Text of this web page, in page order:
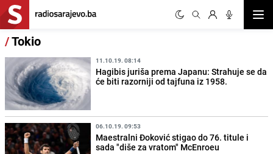
/Tokio
11.10.19. 08:14
Hagibis juriša prema Japanu: Strahuje se da
će biti razorniji od tajfuna iz 1958.
06.10.19. 09:53
Maestralni Đoković stigao do 76. titule i
sada "diše za vratom" McEnroeu